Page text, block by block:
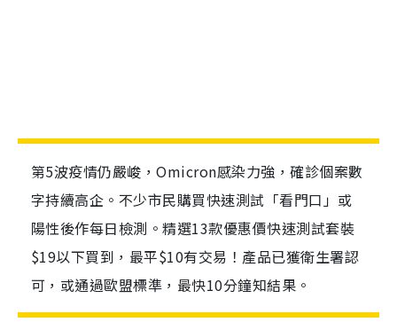
第5波疫情仍嚴峻，Omicron感染力強，確診個案數
字持續高企。不少市民購買快速測試「看門口」或
陽性後作每日檢測。精選13款優惠價快速測試套裝
$19以下買到，最平$10有交易！產品已獲衛生署認
可，或通過歐盟標準，最快10分鐘知結果。